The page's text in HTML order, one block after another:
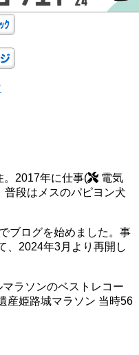
。2017年に仕事(
電気
普段はメスのパピヨン犬
ブログを始めました。事
、2024年3月より再開し
ラソンのベストレコー
産姫路城マラソン 当時56